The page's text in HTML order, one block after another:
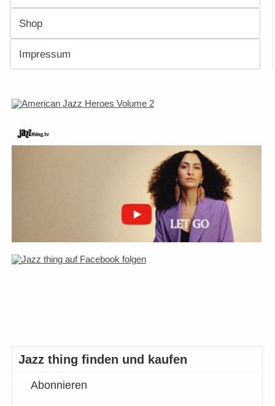
Shop
Impressum
Jazz thing finden und kaufen
Abonnieren